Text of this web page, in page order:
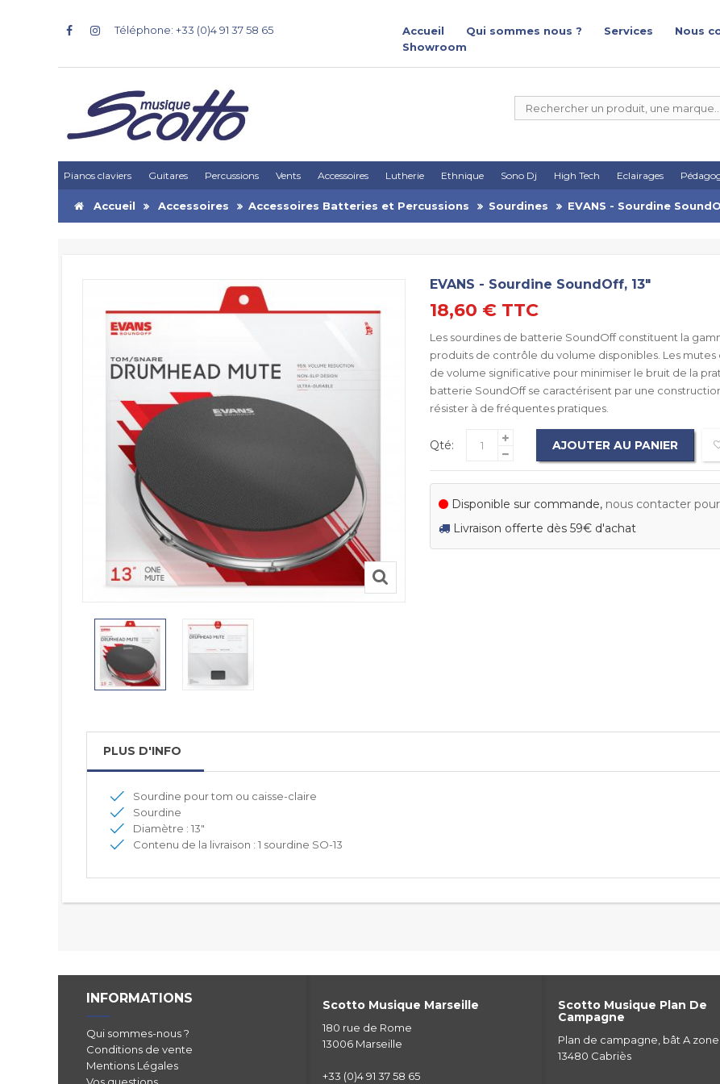
Téléphone: +33 (0)4 91 37 58 65 Accueil Qui sommes nous ? Services Nous
Showroom
Pianos claviers Guitares Percussions Vents Accessoires Lutherie Ethnique Sono Dj High Tech Eclairages
Accueil Accessoires Accessoires Batteries et Percussions Sourdines EVANS - Sourdine
EVANS - Sourdine SoundOff, 13"
18,60 € TTC
Les sourdines de batterie SoundOff constituent la
produits de contrôle du volume disponibles. Les
de volume significative pour minimiser le bruit de la
batterie SoundOff se caractérisent par une
résister à de fréquentes pratiques.
Qté: AJOUTER AU PANIER
Disponible sur commande, nous contacter
Livraison offerte dès 59€ d'achat
PLUS D'INFO
Sourdine pour tom ou caisse-claire
Sourdine
Diamètre : 13"
Contenu de la livraison : 1 sourdine SO-13
INFORMATIONS
Qui sommes-nous ?
Conditions de vente
Mentions Légales
Scotto Musique Marseille
180 rue de Rome
13006 Marseille
+33 (0)4 91 37 58 65
Scotto Musique Plan De
Campagne
Plan de campagne, bât A
13480 Cabriès